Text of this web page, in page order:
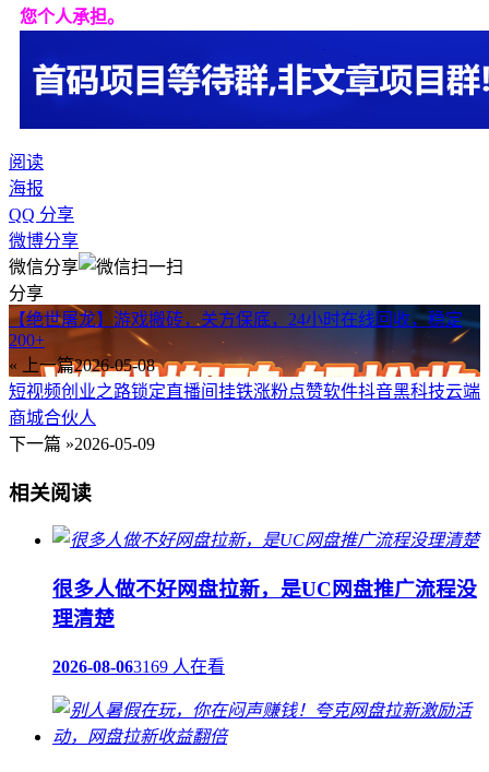
您个人承担。
阅读
海报
QQ 分享
微博分享
微信分享
分享
【绝世屠龙】游戏搬砖，关方保底，24小时在线回收，稳定
200+
« 上一篇2026-05-08
短视频创业之路锁定直播间挂铁涨粉点赞软件抖音黑科技云端
商城合伙人
下一篇 »2026-05-09
相关阅读
很多人做不好网盘拉新，是UC网盘推广流程没
理清楚
2026-08-063169 人在看